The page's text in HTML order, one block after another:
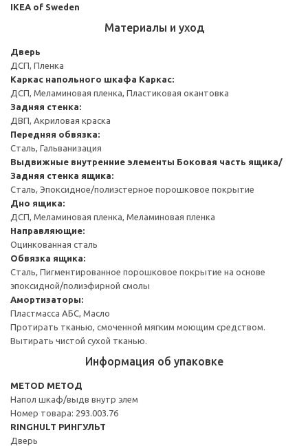
IKEA of Sweden
Материалы и уход
Дверь
ДСП, Пленка
Каркас напольного шкафа Каркас:
ДСП, Меламиновая пленка, Пластиковая окантовка
Задняя стенка:
ДВП, Акриловая краска
Передняя обвязка:
Сталь, Гальванизация
Выдвижные внутренние элементы Боковая часть ящика/
Задняя стенка ящика:
Сталь, Эпоксидное/полиэстерное порошковое покрытие
Дно ящика:
ДСП, Меламиновая пленка, Меламиновая пленка
Направляющие:
Оцинкованная сталь
Обвязка ящика:
Сталь, Пигментированное порошковое покрытие на основе
эпоксидной/полиэфирной смолы
Амортизаторы:
Пластмасса АБС, Масло
Протирать тканью, смоченной мягким моющим средством.
Вытирать чистой сухой тканью.
Информация об упаковке
METOD МЕТОД
Напол шкаф/выдв внутр элем
Номер товара: 293.003.76
RINGHULT РИНГУЛЬТ
Дверь